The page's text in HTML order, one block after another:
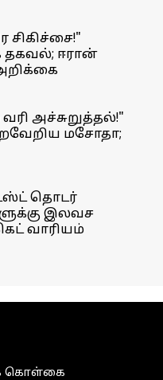
சிகிச்சை!"
தகவல்; ஈரான்
வரி அச்சுறுத்தல்!"
மசோதா;
தொடர்
இலவச
வாரியம்
கொள்கை